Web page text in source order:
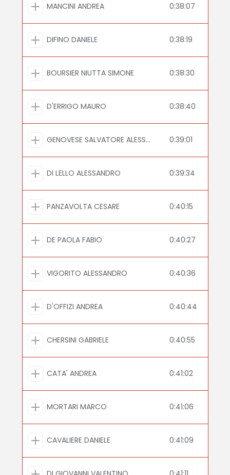
MANCINI ANDREA 0:38:07
DIFINO DANIELE 0:38:19
BOURSIER NIUTTA SIMONE 0:38:30
D'ERRIGO MAURO 0:38:40
GENOVESE SALVATORE ALESSANDRO 0:39:01
DI LELLO ALESSANDRO 0:39:34
PANZAVOLTA CESARE 0:40:15
DE PAOLA FABIO 0:40:27
VIGORITO ALESSANDRO 0:40:36
D'OFFIZI ANDREA 0:40:44
CHERSINI GABRIELE 0:40:55
CATA' ANDREA 0:41:02
MORTARI MARCO 0:41:06
CAVALIERE DANIELE 0:41:09